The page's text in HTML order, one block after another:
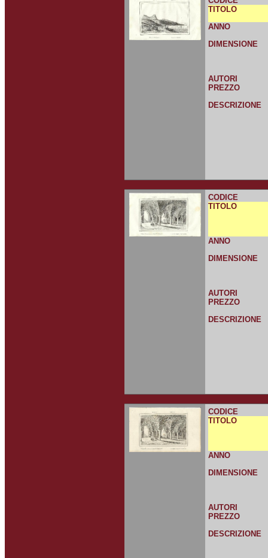
TITOLO
ANNO
DIMENSIONE
AUTORI
PREZZO
DESCRIZIONE
CODICE
TITOLO
ANNO
DIMENSIONE
AUTORI
PREZZO
DESCRIZIONE
CODICE
TITOLO
ANNO
DIMENSIONE
AUTORI
PREZZO
DESCRIZIONE